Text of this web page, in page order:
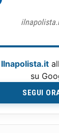
Ilnapolista.it
su
SEGUI